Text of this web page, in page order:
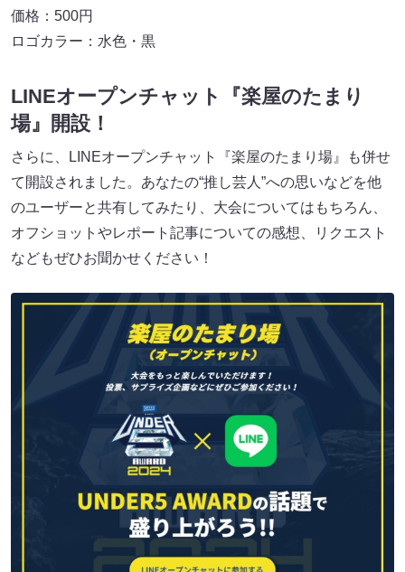
価格：500円
ロゴカラー：水色・黒
LINEオープンチャット『楽屋のたまり
場』開設！
さらに、LINEオープンチャット『楽屋のたまり場』も併せ
て開設されました。あなたの“推し芸人”への思いなどを他
のユーザーと共有してみたり、大会についてはもちろん、
オフショットやレポート記事についての感想、リクエスト
などもぜひお聞かせください！